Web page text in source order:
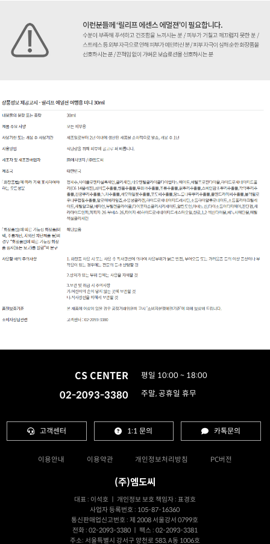
CS CENTER
02-2093-3380
평일 10:00 ~ 18:00
주말, 공휴일 휴무
고객센터 1:1 문의 카톡문의
이용안내 이용약관 개인정보처리방침 PC버전
(주)엠도씨
대표 : 이석호 ㅣ 개인정보 보호 책임자 : 표경호
사업자 등록번호 : 105-87-16360
통신판매업신고번호 : 제 2008 서울강서 0799호
전화 : 02-2093-3380 ㅣ 팩스 : 02-2093-3381
주소: 서울특별시 강서구 양천로 583, A동 1006호